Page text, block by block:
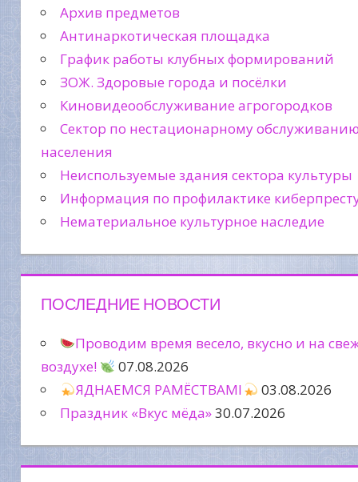
Архив предметов
Антинаркотическая площадка
График работы клубных формирований
ЗОЖ. Здоровые города и посёлки
Киновидеообслуживание агрогородков
Сектор по нестационарному
населения
Неиспользуемые здания сектора культуры
Информация по профилактике
Нематериальное культурное наследие
ПОСЛЕДНИЕ НОВОСТИ
Проводим время весело, вкусно и на
воздухе!
07.08.2026
ЯДНАЕМСЯ РАМЁСТВАМІ
03.08.2026
Праздник «Вкус мёда»30.07.2026